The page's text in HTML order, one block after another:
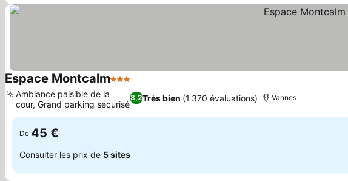
Espace Montcalm3 Étoiles
8,2Très bien (1 370 évaluations)
Ambiance paisible de la
cour, Grand parking sécurisé
Vannes
De 45 €
Consulter les prix de 5 sites